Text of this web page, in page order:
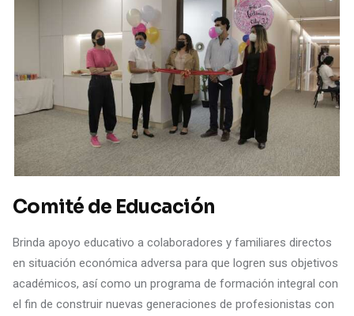
Comité de Educación
Brinda apoyo educativo a colaboradores y familiares directos
en situación económica adversa para que logren sus objetivos
académicos, así como un programa de formación integral con
el fin de construir nuevas generaciones de profesionistas con